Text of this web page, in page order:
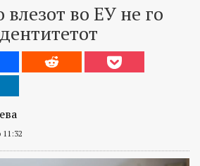
во ЕУ не го
11:32